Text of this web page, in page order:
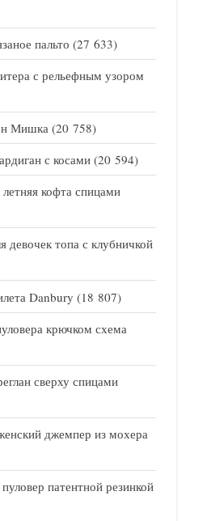
пальто (27 633)
с рельефным узором
Мишка (20 758)
с косами (20 594)
кофта спицами
девочек топа с клубничкой
Danbury (18 807)
крючком схема
сверху спицами
джемпер из мохера
патентной резинкой